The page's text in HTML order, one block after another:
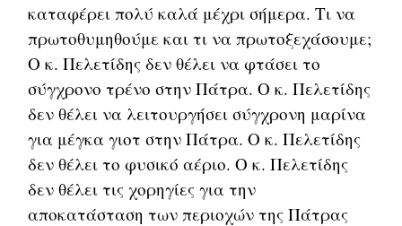
καταφέρει πολύ καλά μέχρι σήμερα. Τι να
πρωτοθυμηθούμε και τι να πρωτοξεχάσουμε;
Ο κ. Πελετίδης δεν θέλει να φτάσει το
σύγχρονο τρένο στην Πάτρα. Ο κ. Πελετίδης
δεν θέλει να λειτουργήσει σύγχρονη μαρίνα
για μέγκα γιοτ στην Πάτρα. Ο κ. Πελετίδης
δεν θέλει το φυσικό αέριο. Ο κ. Πελετίδης
δεν θέλει τις χορηγίες για την
αποκατάσταση των περιοχών της Πάτρας